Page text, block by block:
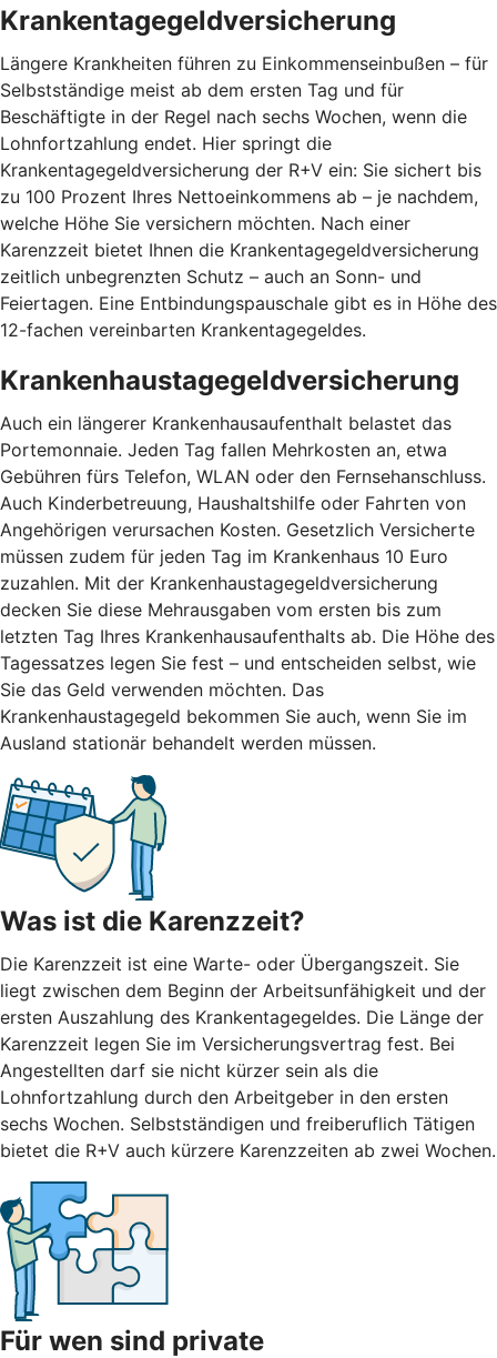
Krankentagegeldversicherung
Längere Krankheiten führen zu Einkommenseinbußen – für
Selbstständige meist ab dem ersten Tag und für
Beschäftigte in der Regel nach sechs Wochen, wenn die
Lohnfortzahlung endet. Hier springt die
Krankentagegeldversicherung der R+V ein: Sie sichert bis
zu 100 Prozent Ihres Nettoeinkommens ab – je nachdem,
welche Höhe Sie versichern möchten. Nach einer
Karenzzeit bietet Ihnen die Krankentagegeldversicherung
zeitlich unbegrenzten Schutz – auch an Sonn- und
Feiertagen. Eine Entbindungspauschale gibt es in Höhe des
12-fachen vereinbarten Krankentagegeldes.
Krankenhaustagegeldversicherung
Auch ein längerer Krankenhausaufenthalt belastet das
Portemonnaie. Jeden Tag fallen Mehrkosten an, etwa
Gebühren fürs Telefon, WLAN oder den Fernsehanschluss.
Auch Kinderbetreuung, Haushaltshilfe oder Fahrten von
Angehörigen verursachen Kosten. Gesetzlich Versicherte
müssen zudem für jeden Tag im Krankenhaus 10 Euro
zuzahlen. Mit der Krankenhaustagegeldversicherung
decken Sie diese Mehrausgaben vom ersten bis zum
letzten Tag Ihres Krankenhausaufenthalts ab. Die Höhe des
Tagessatzes legen Sie fest – und entscheiden selbst, wie
Sie das Geld verwenden möchten. Das
Krankenhaustagegeld bekommen Sie auch, wenn Sie im
Ausland stationär behandelt werden müssen.
Was ist die Karenzzeit?
Die Karenzzeit ist eine Warte- oder Übergangszeit. Sie
liegt zwischen dem Beginn der Arbeitsunfähigkeit und der
ersten Auszahlung des Krankentagegeldes. Die Länge der
Karenzzeit legen Sie im Versicherungsvertrag fest. Bei
Angestellten darf sie nicht kürzer sein als die
Lohnfortzahlung durch den Arbeitgeber in den ersten
sechs Wochen. Selbstständigen und freiberuflich Tätigen
bietet die R+V auch kürzere Karenzzeiten ab zwei Wochen.
Für wen sind private